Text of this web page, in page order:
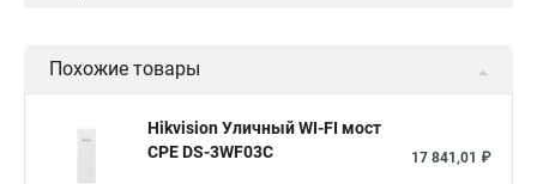
Похожие товары
Hikvision Уличный WI-FI мост
CPE DS-3WF03C
17 841,01 ₽